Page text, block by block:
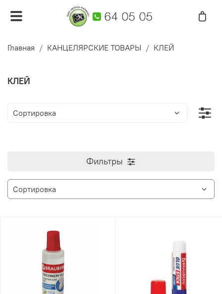
Главная КАНЦЕЛЯРСКИЕ ТОВАРЫ КЛЕЙ
КЛЕЙ
Фильтры